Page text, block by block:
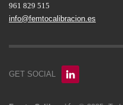
961 829 515
info@femtocalibracion.es
GET SOCIAL